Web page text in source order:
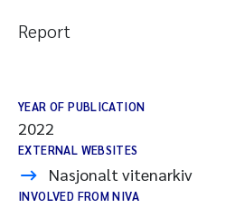
Report
YEAR OF PUBLICATION
2022
EXTERNAL WEBSITES
Nasjonalt vitenarkiv
INVOLVED FROM NIVA